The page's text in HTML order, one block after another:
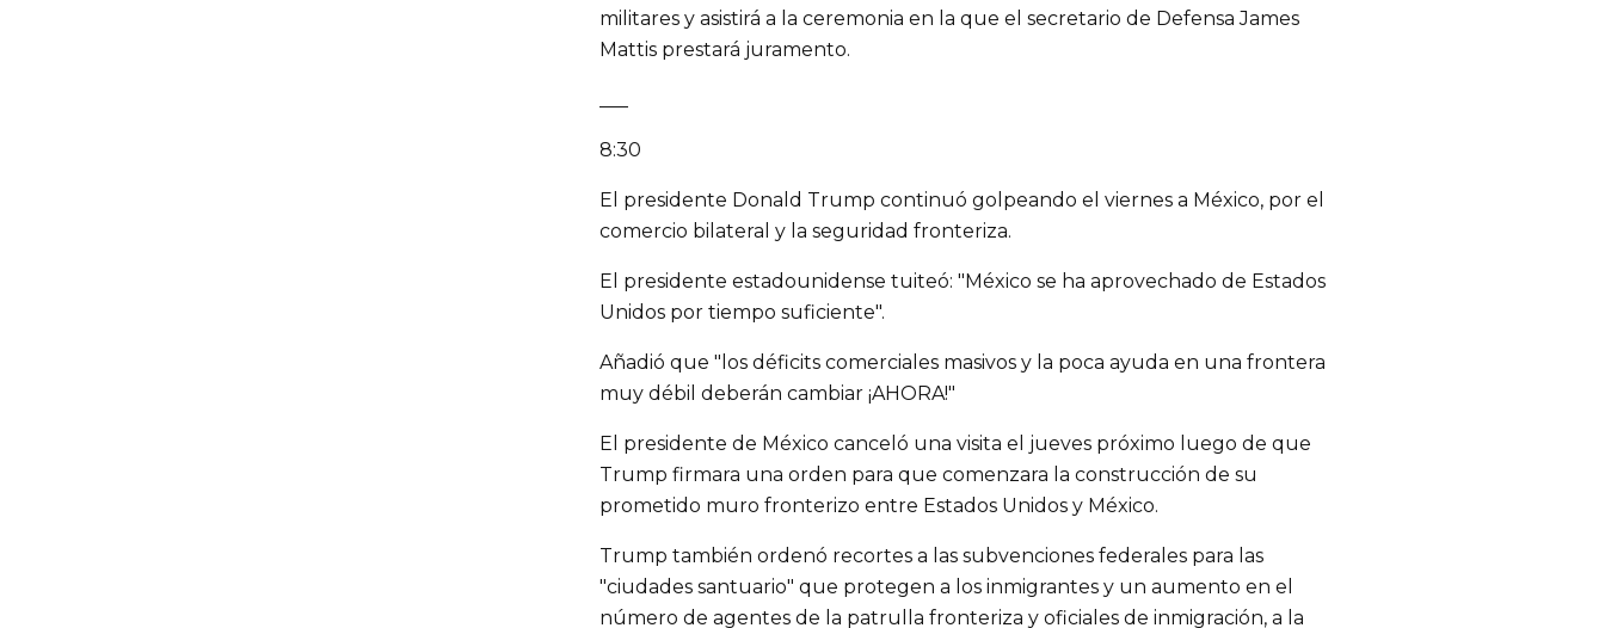
militares y asistirá a la ceremonia en la que el secretario de Defensa James
Mattis prestará juramento.
8:30
El presidente Donald Trump continuó golpeando el viernes a México, por el
comercio bilateral y la seguridad fronteriza.
El presidente estadounidense tuiteó: "México se ha aprovechado de Estados
Unidos por tiempo suficiente".
Añadió que "los déficits comerciales masivos y la poca ayuda en una frontera
muy débil deberán cambiar ¡AHORA!"
El presidente de México canceló una visita el jueves próximo luego de que
Trump firmara una orden para que comenzara la construcción de su
prometido muro fronterizo entre Estados Unidos y México.
Trump también ordenó recortes a las subvenciones federales para las
"ciudades santuario" que protegen a los inmigrantes y un aumento en el
número de agentes de la patrulla fronteriza y oficiales de inmigración, a la